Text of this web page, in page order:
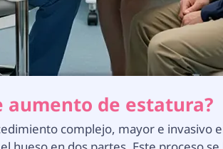
aumento de estatura?
complejo, mayor e invasivo